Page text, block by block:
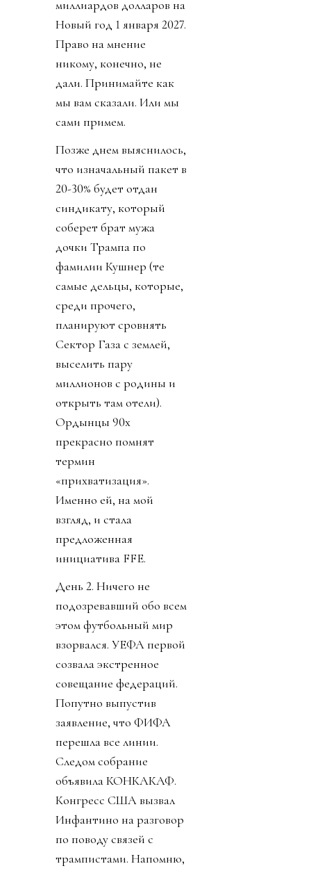
миллиардов долларов на
Новый год 1 января 2027.
Право на мнение
никому, конечно, не
дали. Принимайте как
мы вам сказали. Или мы
сами примем.
Позже днем выяснилось,
что изначальный пакет в
20-30% будет отдан
синдикату, который
соберет брат мужа
дочки Трампа по
фамилии Кушнер (те
самые дельцы, которые,
среди прочего,
планируют сровнять
Сектор Газа с землей,
выселить пару
миллионов с родины и
открыть там отели).
Ордынцы 90х
прекрасно помнят
термин
«прихватизация».
Именно ей, на мой
взгляд, и стала
предложенная
инициатива FFE.
День 2. Ничего не
подозревавший обо всем
этом футбольный мир
взорвался. УЕФА первой
созвала экстренное
совещание федераций.
Попутно выпустив
заявление, что ФИФА
перешла все линии.
Следом собрание
объявила КОНКАКАФ.
Конгресс США вызвал
Инфантино на разговор
по поводу связей с
трампистами. Напомню,